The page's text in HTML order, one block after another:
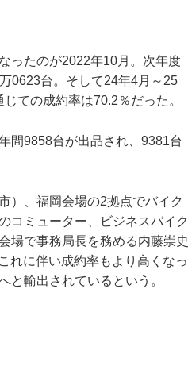
ったのが2022年10月。次年度
0623台。そして24年4月～25
ての成約率は70.2％だった。
間9858台が出品され、9381台
）、福岡会場の2拠点でバイク
コミューター、ビジネスバイク
場で事務局長を務める内藤崇史
れに伴い成約率もより高くなっ
と輸出されているという。